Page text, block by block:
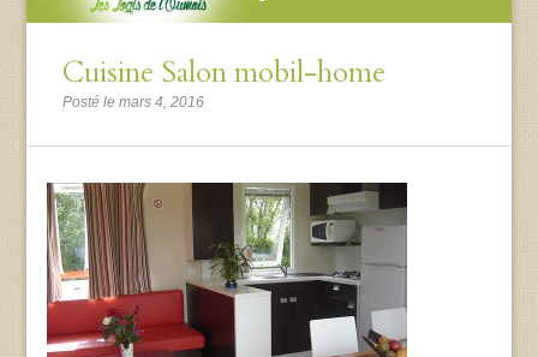
Cuisine Salon mobil-home
Posté le mars 4, 2016